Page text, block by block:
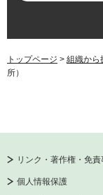
トップページ > 組織から
所）
リンク・著作権・免責
個人情報保護